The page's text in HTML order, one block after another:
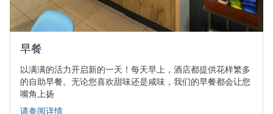
早餐
以满满的活力开启新的一天！每天早上，酒店都提供花样繁多
的自助早餐。无论您喜欢甜味还是咸味，我们的早餐都会让您
嘴角上扬
请参阅详情